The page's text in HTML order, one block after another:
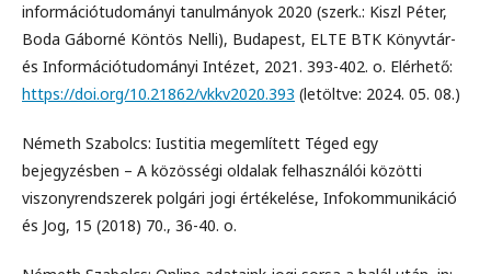
információtudományi tanulmányok 2020 (szerk.: Kiszl Péter,
Boda Gáborné Köntös Nelli), Budapest, ELTE BTK Könyvtár-
és Információtudományi Intézet, 2021. 393-402. o. Elérhető:
https://doi.org/10.21862/vkkv2020.393 (letöltve: 2024. 05. 08.)
Németh Szabolcs: Iustitia megemlített Téged egy
bejegyzésben – A közösségi oldalak felhasználói közötti
viszonyrendszerek polgári jogi értékelése, Infokommunikáció
és Jog, 15 (2018) 70., 36-40. o.